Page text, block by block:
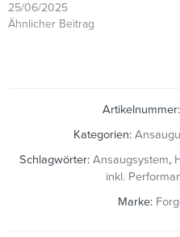
25/06/2025
Ähnlicher Beitrag
Artikelnummer:
Kategorien:
Schlagwörter: Ansaugsystem,
inkl.
Marke: